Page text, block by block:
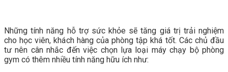
Những tính năng hỗ trợ sức khỏe sẽ tăng giá trị trải nghiệm
cho học viên, khách hàng của phòng tập khá tốt. Các chủ đầu
tư nên cân nhắc đến việc chọn lựa loại máy chạy bộ phòng
gym có thêm nhiều tính năng hữu ích như: